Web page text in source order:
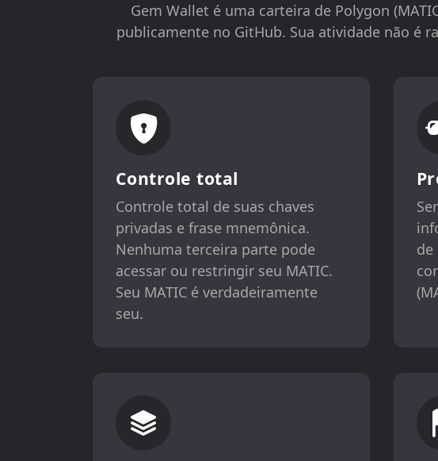
Gem Wallet é uma carteira de Polygon
publicamente no GitHub. Sua atividade não é
Controle total
Controle total de suas chaves
privadas e frase mnemônica.
Nenhuma terceira parte pode
acessar ou restringir seu MATIC.
Seu MATIC é verdadeiramente
seu.
de